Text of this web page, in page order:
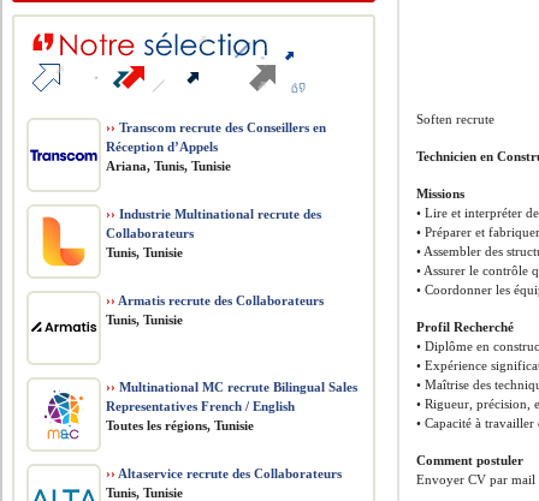
Soften recrute
Technicien en
Missions
• Lire et interpréter
• Préparer et
• Assembler des
• Assurer le contrôle
• Coordonner les
Profil Recherché
• Diplôme en
• Expérience
• Maîtrise des
• Rigueur, précision,
• Capacité à
Comment postuler
Envoyer CV par mail
›› Transcom recrute des Conseillers en
Réception d’Appels
Ariana, Tunis, Tunisie
›› Industrie Multinational recrute des
Collaborateurs
Tunis, Tunisie
›› Armatis recrute des Collaborateurs
Tunis, Tunisie
›› Multinational MC recrute Bilingual Sales
Representatives French / English
Toutes les régions, Tunisie
›› Altaservice recrute des Collaborateurs
Tunis, Tunisie